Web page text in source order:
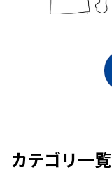
カテゴリ一覧